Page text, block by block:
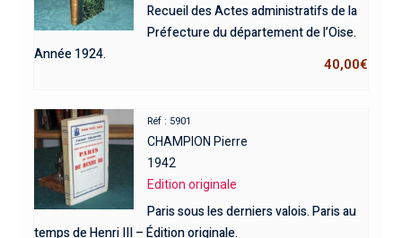
Recueil des Actes administratifs de la
Préfecture du département de l’Oise.
Année 1924.
40,00€
Réf : 5901
CHAMPION Pierre
1942
Edition originale
Paris sous les derniers valois. Paris au
temps de Henri III – Édition originale.